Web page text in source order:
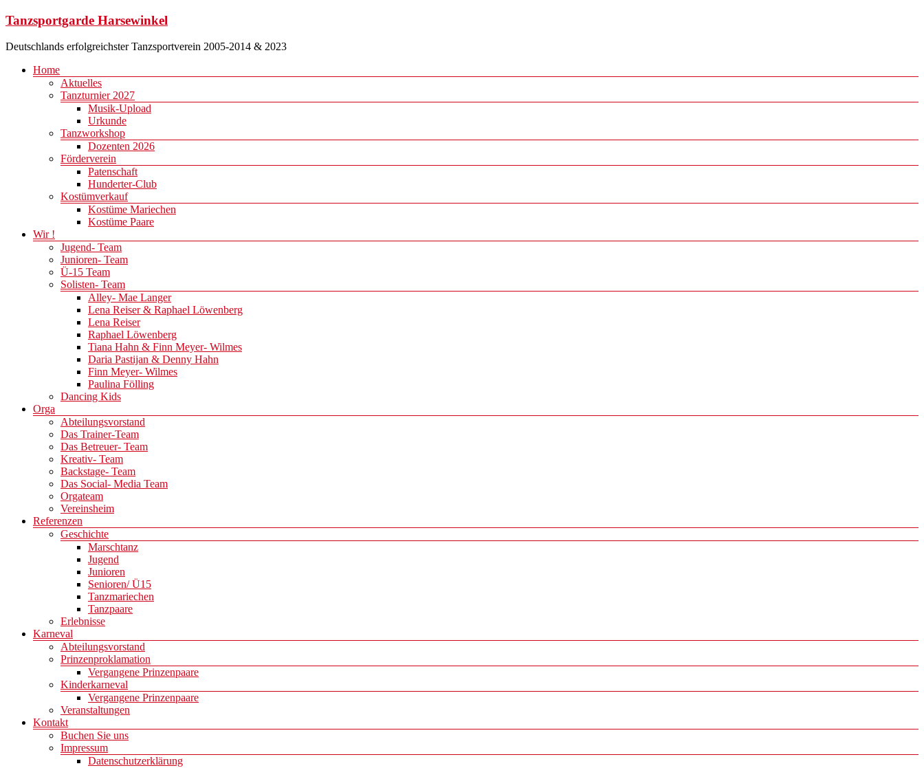
Zum
springen
Tanzsportgarde Harsewinkel
Deutschlands erfolgreichster Tanzsportverein 2005-2014 & 2023
Menü
Home
Aktuelles
Tanzturnier 2027
Musik-Upload
Urkunde
Tanzworkshop
Dozenten 2026
Förderverein
Patenschaft
Hunderter-Club
Kostümverkauf
Kostüme Mariechen
Kostüme Paare
Wir !
Jugend- Team
Junioren- Team
Ü-15 Team
Solisten- Team
Alley- Mae Langer
Lena Reiser & Raphael Löwenberg
Lena Reiser
Raphael Löwenberg
Tiana Hahn & Finn Meyer- Wilmes
Daria Pastijan & Denny Hahn
Finn Meyer- Wilmes
Paulina Fölling
Dancing Kids
Orga
Abteilungsvorstand
Das Trainer-Team
Das Betreuer- Team
Kreativ- Team
Backstage- Team
Das Social- Media Team
Orgateam
Vereinsheim
Referenzen
Geschichte
Marschtanz
Jugend
Junioren
Senioren/ Ü15
Tanzmariechen
Tanzpaare
Erlebnisse
Karneval
Abteilungsvorstand
Prinzenproklamation
Vergangene Prinzenpaare
Kinderkarneval
Vergangene Prinzenpaare
Veranstaltungen
Kontakt
Buchen Sie uns
Impressum
Datenschutzerklärung